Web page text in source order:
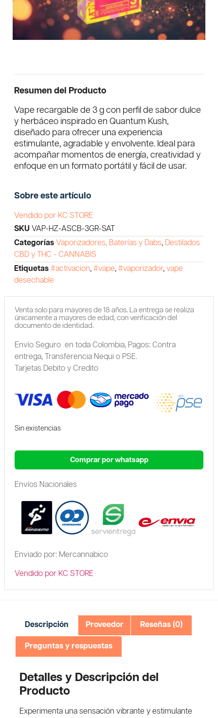
Resumen del Producto
Vape recargable de 3 g con perfil de sabor dulce
y herbáceo inspirado en Quantum Kush,
diseñado para ofrecer una experiencia
estimulante, agradable y envolvente. Ideal para
acompañar momentos de energía, creatividad y
enfoque en un formato portátil y fácil de usar.
Sobre este artículo
Vendido por KC STORE
SKU VAP-HZ-ASCB-3GR-SAT
Categorías Vaporizadores, Baterías y Dabs, Destilados
CBD y THC - CANNABIS
Etiquetas #activacion, #vape, #vaporizador, vape
desechable
Venta solo para mayores de 18 años. La entrega se realiza
únicamente a mayores de edad, con verificación del
documento de identidad.
Envío Seguro en toda Colombia, Pagos: Contra
entrega,
Transferencia Nequi o PSE.
Tarjetas Debito y Credito
Sin existencias
Comprar por whatsapp
Envíos Nacionales
Enviado por: Mercannabico
Vendido por KC STORE
Descripción Proveedor Reseñas (0)
Preguntas y respuestas
Detalles y Descripción del
Producto
Experimenta una sensación vibrante y estimulante